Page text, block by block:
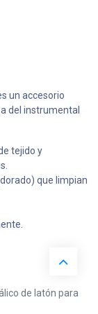
un accesorio
del instrumental
tejido y
que limpian
de latón para